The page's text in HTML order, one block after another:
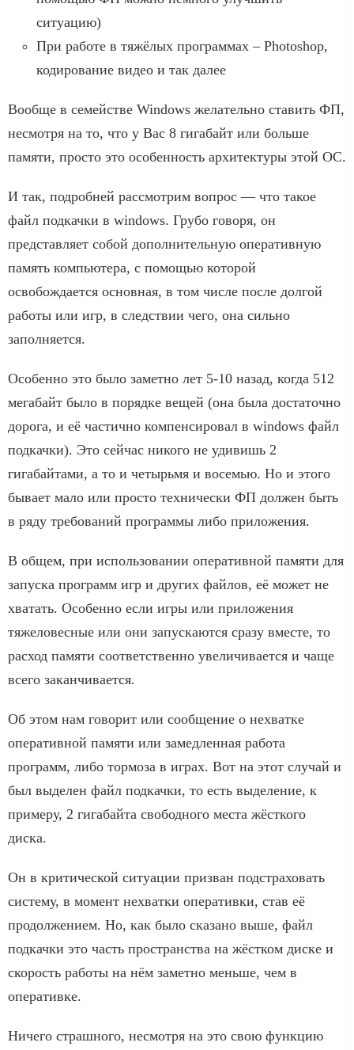
ситуацию)
При работе в тяжёлых программах – Photoshop,
кодирование видео и так далее
Вообще в семействе Windows желательно ставить ФП,
несмотря на то, что у Вас 8 гигабайт или больше
памяти, просто это особенность архитектуры этой ОС.
И так, подробней рассмотрим вопрос — что такое
файл подкачки в windows. Грубо говоря, он
представляет собой дополнительную оперативную
память компьютера, с помощью которой
освобождается основная, в том числе после долгой
работы или игр, в следствии чего, она сильно
заполняется.
Особенно это было заметно лет 5-10 назад, когда 512
мегабайт было в порядке вещей (она была достаточно
дорога, и её частично компенсировал в windows файл
подкачки). Это сейчас никого не удивишь 2
гигабайтами, а то и четырьмя и восемью. Но и этого
бывает мало или просто технически ФП должен быть
в ряду требований программы либо приложения.
В общем, при использовании оперативной памяти для
запуска программ игр и других файлов, её может не
хватать. Особенно если игры или приложения
тяжеловесные или они запускаются сразу вместе, то
расход памяти соответственно увеличивается и чаще
всего заканчивается.
Об этом нам говорит или сообщение о нехватке
оперативной памяти или замедленная работа
программ, либо тормоза в играх. Вот на этот случай и
был выделен файл подкачки, то есть выделение, к
примеру, 2 гигабайта свободного места жёсткого
диска.
Он в критической ситуации призван подстраховать
систему, в момент нехватки оперативки, став её
продолжением. Но, как было сказано выше, файл
подкачки это часть пространства на жёстком диске и
скорость работы на нём заметно меньше, чем в
оперативке.
Ничего страшного, несмотря на это свою функцию